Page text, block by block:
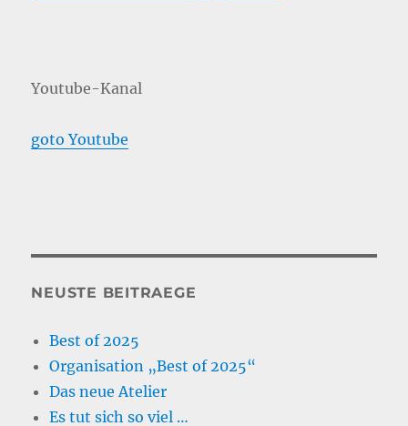
Youtube-Kanal
goto Youtube
NEUSTE BEITRAEGE
Best of 2025
Organisation „Best of 2025“
Das neue Atelier
Es tut sich so viel …